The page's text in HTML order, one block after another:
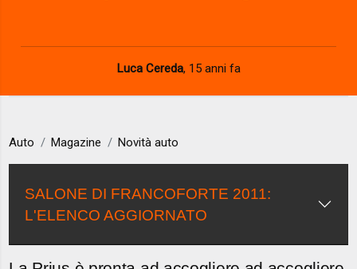
Luca Cereda, 15 anni fa
Auto Magazine Novità auto
SALONE DI FRANCOFORTE 2011:
L'ELENCO AGGIORNATO